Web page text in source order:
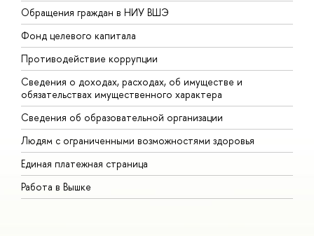
Обращения граждан в НИУ ВШЭ
Фонд целевого капитала
Противодействие коррупции
Сведения о доходах, расходах, об имуществе и
обязательствах имущественного характера
Сведения об образовательной организации
Людям с ограниченными возможностями здоровья
Единая платежная страница
Работа в Вышке